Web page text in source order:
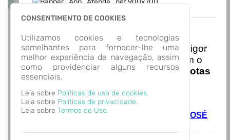
CONSENTIMENTO DE COOKIES
Utilizamos cookies e tecnologias
semelhantes para fornecer-lhe uma
melhor experiência de navegação, assim
como providenciar alguns recursos
essenciais.
Leia sobre Políticas de uso de cookies.
Leia sobre Políticas de privacidade.
Leia sobre Termos de Uso.
Nota Nacional
Iniciando em01/01/2026entra em vigor
a obrigatoriedade de integração com o
Ambiente de Dados Nacional das
Notas
de Serviço Eletrônicas
entraram em vigornovas regras,
acesse o link abaixo e saiba mais.
Autoatendimento - MUNICÍPIO DE SÃO JOSÉ